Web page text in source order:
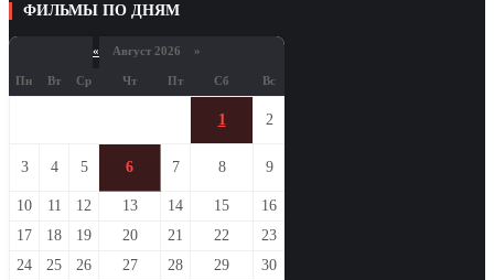
ФИЛЬМЫ ПО ДНЯМ
« Август 2026 »
Пн Вт Ср Чт Пт Сб Вс
1 2
3 4 5 6 7 8 9
10 11 12 13 14 15
16
17
18 19 20 21 22
23
24
25 26 27 28 29
30